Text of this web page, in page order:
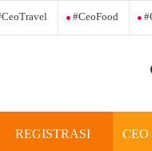
#ceoFood
REGISTRASI